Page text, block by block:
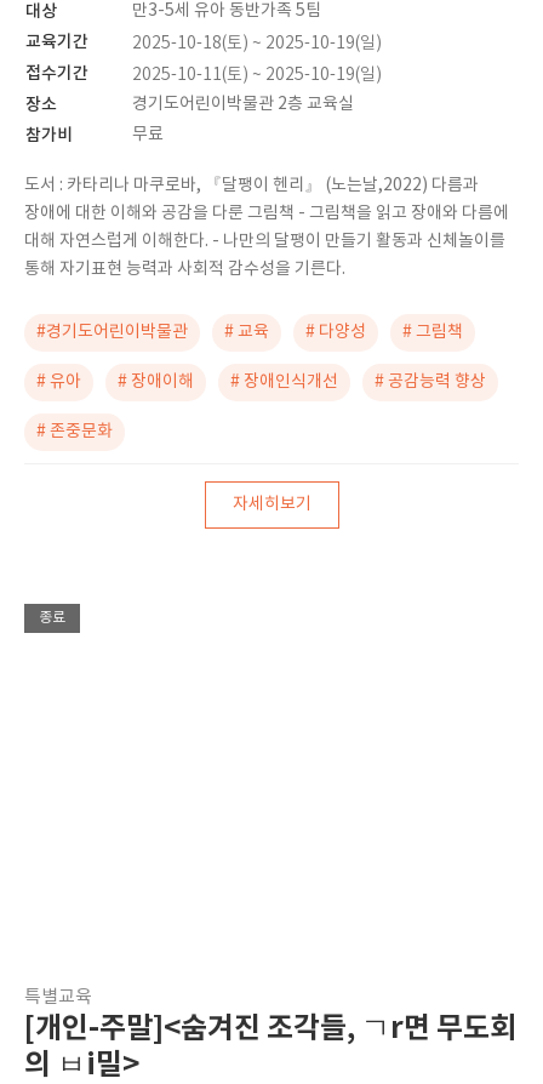
대상 만3-5세 유아 동반가족 5팀
교육기간 2025-10-18(토) ~ 2025-10-19(일)
접수기간 2025-10-11(토) ~ 2025-10-19(일)
장소 경기도어린이박물관 2층 교육실
참가비 무료
도서 : 카타리나 마쿠로바, 『달팽이 헨리』 (노는날,2022) 다름과
장애에 대한 이해와 공감을 다룬 그림책 - 그림책을 읽고 장애와 다름에
대해 자연스럽게 이해한다. - 나만의 달팽이 만들기 활동과 신체놀이를
통해 자기표현 능력과 사회적 감수성을 기른다.
#경기도어린이박물관 # 교육 # 다양성 # 그림책
# 유아 # 장애이해 # 장애인식개선 # 공감능력 향상
# 존중문화
자세히보기
종료
특별교육
[개인-주말]<숨겨진 조각들, ㄱr면 무도회
의 ㅂi밀>